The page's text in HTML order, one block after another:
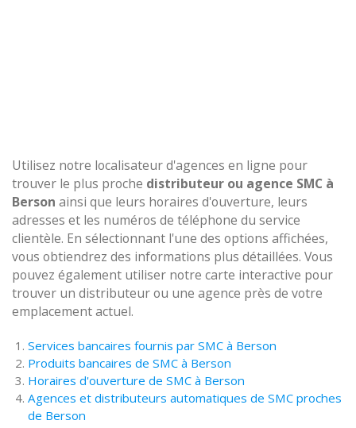
Utilisez notre localisateur d'agences en ligne pour
trouver le plus proche distributeur ou agence SMC à
Berson ainsi que leurs horaires d'ouverture, leurs
adresses et les numéros de téléphone du service
clientèle. En sélectionnant l'une des options affichées,
vous obtiendrez des informations plus détaillées. Vous
pouvez également utiliser notre carte interactive pour
trouver un distributeur ou une agence près de votre
emplacement actuel.
Services bancaires fournis par SMC à Berson
Produits bancaires de SMC à Berson
Horaires d'ouverture de SMC à Berson
Agences et distributeurs automatiques de SMC proches
de Berson